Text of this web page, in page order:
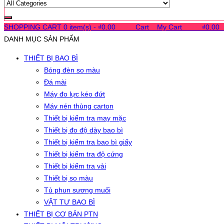
SHOPPING CART 0 item(s) - ₫0.00 Cart My Cart ₫0.00
DANH MỤC SẢN PHẨM
THIẾT BỊ BAO BÌ
Bóng đèn so màu
Đá mài
Máy đo lực kéo đứt
Máy nén thùng carton
Thiết bị kiểm tra may mặc
Thiết bị đo độ dày bao bì
Thiết bị kiểm tra bao bì giấy
Thiết bị kiểm tra độ cứng
Thiết bị kiểm tra vải
Thiết bị so màu
Tủ phun sương muối
VẬT TƯ BAO BÌ
THIẾT BỊ CƠ BẢN PTN